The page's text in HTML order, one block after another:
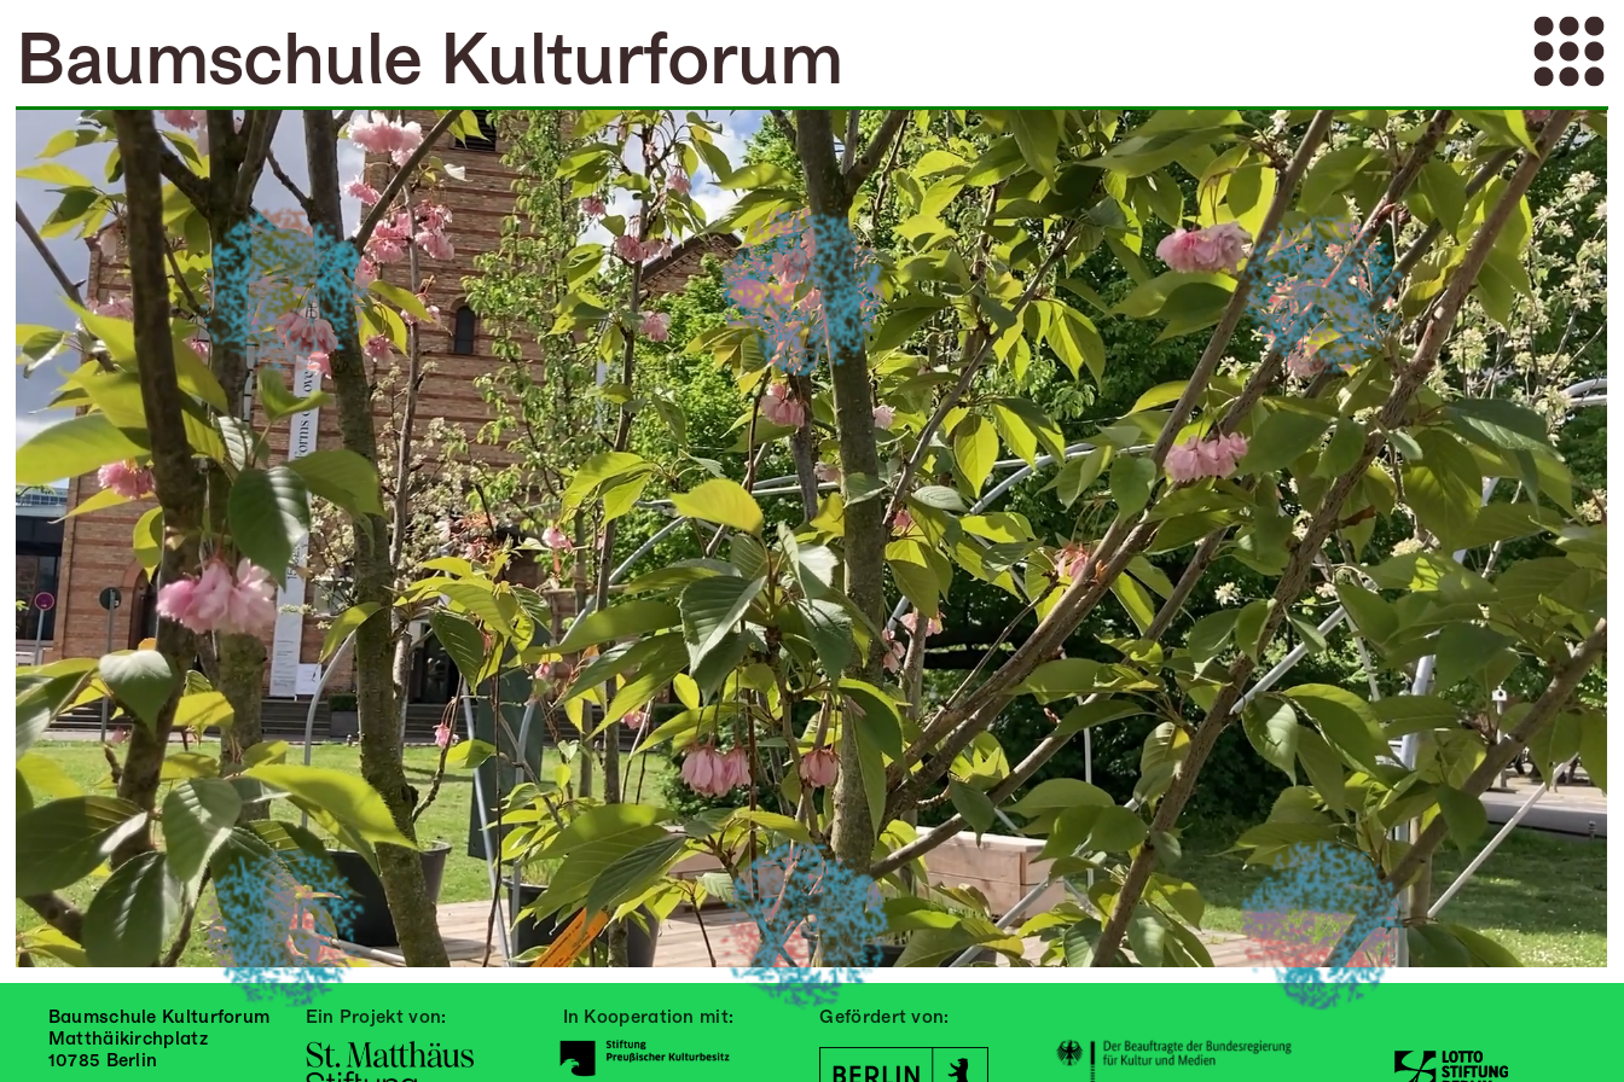
Baumschule Kulturforum
Baumschule Kulturforum
Matthäikirchplatz
10785 Berlin
Ein Projekt von: In Kooperation mit: Gefördert von: